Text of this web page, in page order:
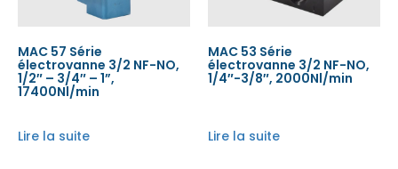
MAC 57 Série
électrovanne 3/2 NF-NO,
1/2″ – 3/4″ – 1”,
17400Nl/min
Lire la suite
MAC 53 Série
électrovanne 3/2 NF-NO,
1/4″-3/8″, 2000Nl/min
Lire la suite